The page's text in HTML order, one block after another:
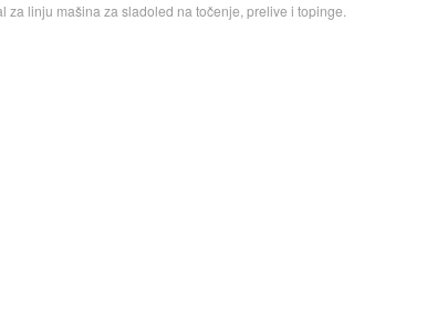
za linju mašina za sladoled na točenje, prelive i topinge.